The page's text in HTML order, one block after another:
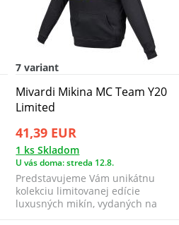
7 variant
Mivardi Mikina MC Team Y20
Limited
41,39 EUR
1 ks Skladom
U vás doma: streda 12.8.
Predstavujeme Vám unikátnu
kolekciu limitovanej edície
luxusných mikín, vydaných na